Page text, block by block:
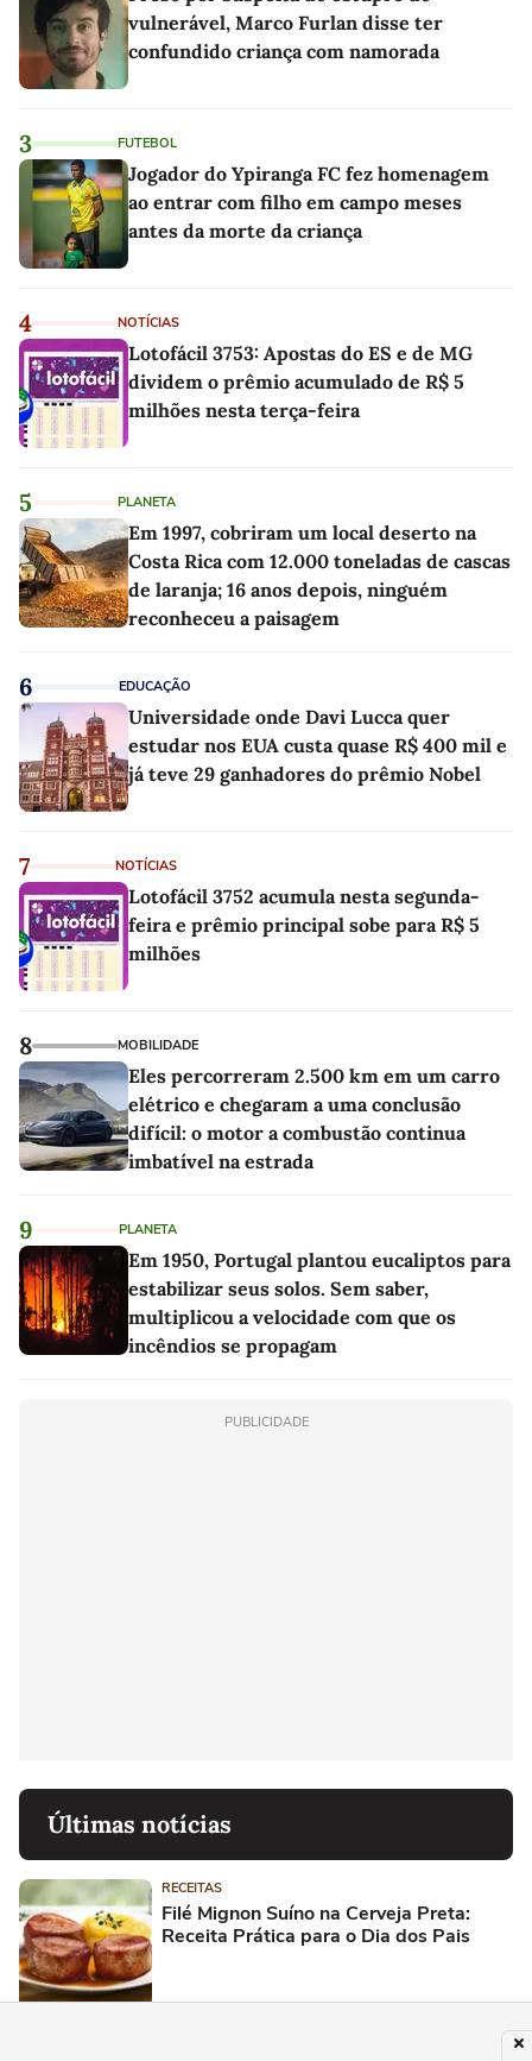
vulnerável, Marco Furlan disse ter
confundido criança com namorada
3 FUTEBOL
Jogador do Ypiranga FC fez homenagem
ao entrar com filho em campo meses
antes da morte da criança
4 NOTÍCIAS
Lotofácil 3753: Apostas do ES e de MG
dividem o prêmio acumulado de R$ 5
milhões nesta terça-feira
5 PLANETA
Em 1997, cobriram um local deserto na
Costa Rica com 12.000 toneladas de cascas
de laranja; 16 anos depois, ninguém
reconheceu a paisagem
6 EDUCAÇÃO
Universidade onde Davi Lucca quer
estudar nos EUA custa quase R$ 400 mil e
já teve 29 ganhadores do prêmio Nobel
7 NOTÍCIAS
Lotofácil 3752 acumula nesta segunda-
feira e prêmio principal sobe para R$ 5
milhões
8 MOBILIDADE
Eles percorreram 2.500 km em um carro
elétrico e chegaram a uma conclusão
difícil: o motor a combustão continua
imbatível na estrada
9 PLANETA
Em 1950, Portugal plantou eucaliptos para
estabilizar seus solos. Sem saber,
multiplicou a velocidade com que os
incêndios se propagam
PUBLICIDADE
Últimas notícias
RECEITAS
Filé Mignon Suíno na Cerveja Preta:
Receita Prática para o Dia dos Pais